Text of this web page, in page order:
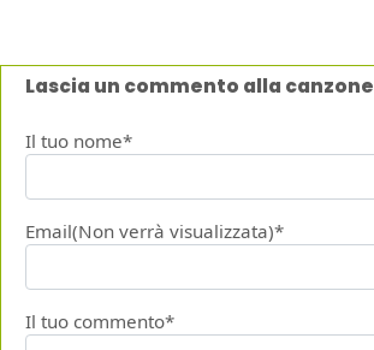
Lascia un commento alla canzone
Il tuo nome*
Email(Non verrà visualizzata)*
Il tuo commento*